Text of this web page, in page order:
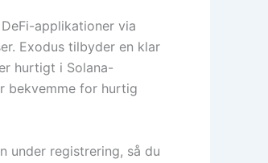
applikationer via
Exodus tilbyder en klar
hurtigt i Solana-
bekvemme for hurtig
under registrering, så du